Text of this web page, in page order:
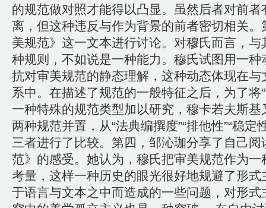
的规范做对照才能得以凸显。虽然后者对前者
离，但这种违反与作为背景的前者密切相关。
美规范》这一文本进行讨论。对穆氏而言，与
种规则，不如说是一种能力。穆氏试图用一种
抗对审美规范的静态理解，这种动态体现在与
系中。在描述了规范的一般特征之后，为了将
一种特殊的规范类型加以研究，穆卡若夫斯基
两种规范并置，从“法典编撰度”“排他性”“稳定
三者进行了比较。第四，邹沁珈分享了自己阅
范》的感受。她认为，穆氏把审美规范作为一
考量，这样一种历史的眼光很好地规避了形式
于语言与文本之中而造成的一些问题，对形式